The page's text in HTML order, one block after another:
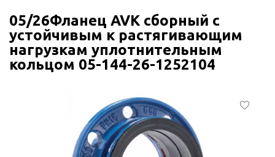
05/26Фланец AVK сборный с
устойчивым к растягивающим
нагрузкам уплотнительным
кольцом 05-144-26-1252104